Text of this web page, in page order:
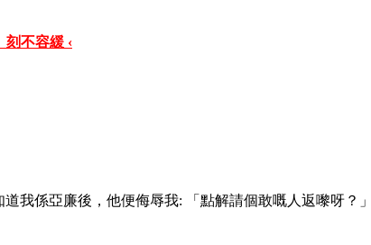
不容緩 ‹
我係亞廉後，他便侮辱我: 「點解請個敢嘅人返嚟呀？」